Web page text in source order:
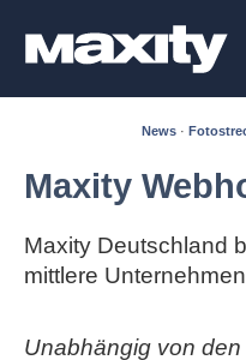
News ·
Maxity
Maxity Deutschland
mittlere
Unabhängig von